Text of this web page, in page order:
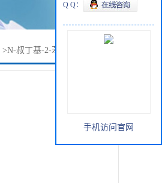
>N-叔丁基-2-苯并噻唑次磺酰胺
Q Q：
手机访问官网